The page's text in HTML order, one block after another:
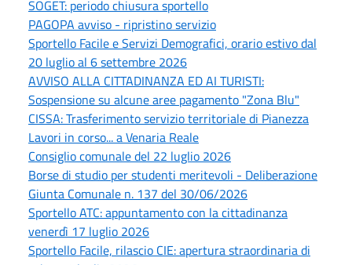
SOGET: periodo chiusura sportello
PAGOPA avviso - ripristino servizio
Sportello Facile e Servizi Demografici, orario estivo dal
20 luglio al 6 settembre 2026
AVVISO ALLA CITTADINANZA ED AI TURISTI:
Sospensione su alcune aree pagamento "Zona Blu"
CISSA: Trasferimento servizio territoriale di Pianezza
Lavori in corso... a Venaria Reale
Consiglio comunale del 22 luglio 2026
Borse di studio per studenti meritevoli - Deliberazione
Giunta Comunale n. 137 del 30/06/2026
Sportello ATC: appuntamento con la cittadinanza
venerdì 17 luglio 2026
Sportello Facile, rilascio CIE: apertura straordinaria di